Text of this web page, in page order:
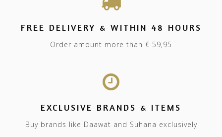
FREE DELIVERY & WITHIN 48 HOURS
Order amount more than € 59,95
EXCLUSIVE BRANDS & ITEMS
Buy brands like Daawat and Suhana exclusively